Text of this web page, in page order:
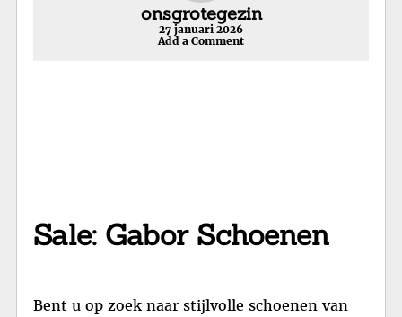
onsgrotegezin
27 januari 2026
Add a Comment
Sale: Gabor Schoenen
Bent u op zoek naar stijlvolle schoenen van